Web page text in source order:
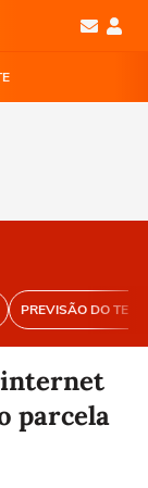
PREVISÃO DO
internet
parcela